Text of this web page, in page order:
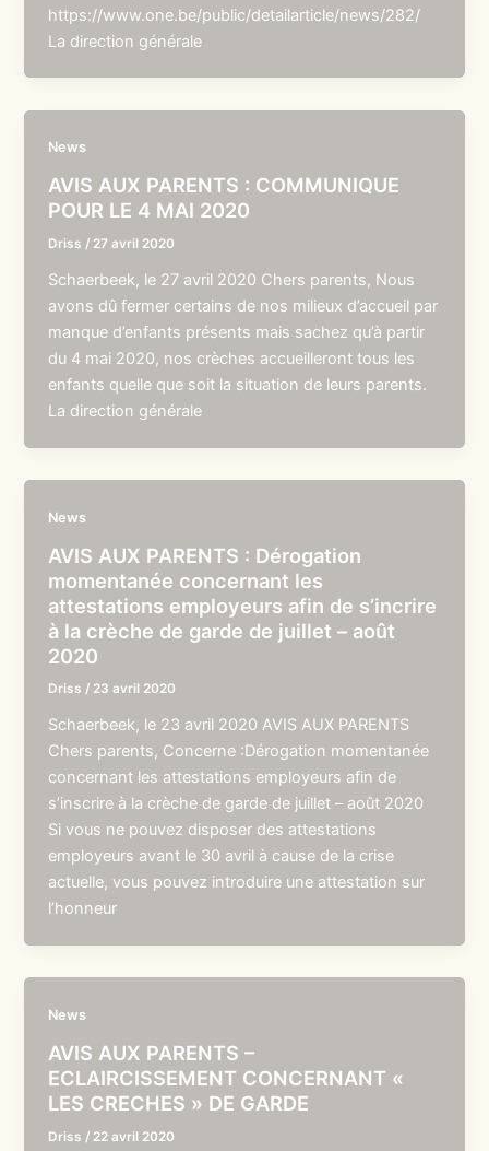
https://www.one.be/public/detailarticle/news/282/
La direction générale
News
AVIS AUX PARENTS : COMMUNIQUE
POUR LE 4 MAI 2020
Driss / 27 avril 2020
Schaerbeek, le 27 avril 2020 Chers parents, Nous
avons dû fermer certains de nos milieux d’accueil par
manque d’enfants présents mais sachez qu’à partir
du 4 mai 2020, nos crèches accueilleront tous les
enfants quelle que soit la situation de leurs parents.
La direction générale
News
AVIS AUX PARENTS : Dérogation
momentanée concernant les
attestations employeurs afin de s’incrire
à la crèche de garde de juillet – août
2020
Driss / 23 avril 2020
Schaerbeek, le 23 avril 2020 AVIS AUX PARENTS
Chers parents, Concerne :Dérogation momentanée
concernant les attestations employeurs afin de
s’inscrire à la crèche de garde de juillet – août 2020
Si vous ne pouvez disposer des attestations
employeurs avant le 30 avril à cause de la crise
actuelle, vous pouvez introduire une attestation sur
l’honneur
News
AVIS AUX PARENTS –
ECLAIRCISSEMENT CONCERNANT «
LES CRECHES » DE GARDE
Driss / 22 avril 2020